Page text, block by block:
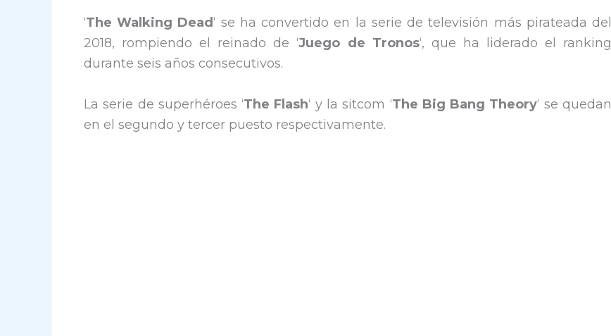
‘The Walking Dead‘ se ha convertido en la serie de televisión más pirateada del
2018, rompiendo el reinado de ‘Juego de Tronos‘, que ha liderado el ranking
durante seis años consecutivos.
La serie de superhéroes ‘The Flash‘ y la sitcom ‘The Big Bang Theory‘ se quedan
en el segundo y tercer puesto respectivamente.